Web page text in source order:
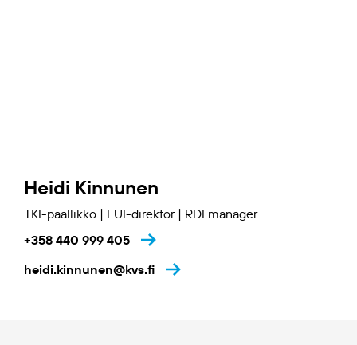
Heidi Kinnunen
TKI-päällikkö | FUI-direktör | RDI manager
+358 440 999 405
heidi.kinnunen@kvs.fi